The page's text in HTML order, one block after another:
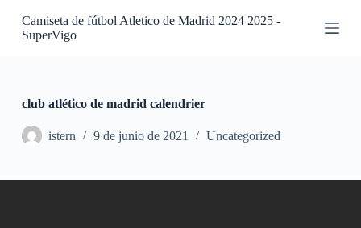
SCamiseta de fútbol Atletico de Madrid 2024 2025 -
SuperVigo
club atlético de madrid calendrier
istern 9 de junio de 2021 Uncategorized